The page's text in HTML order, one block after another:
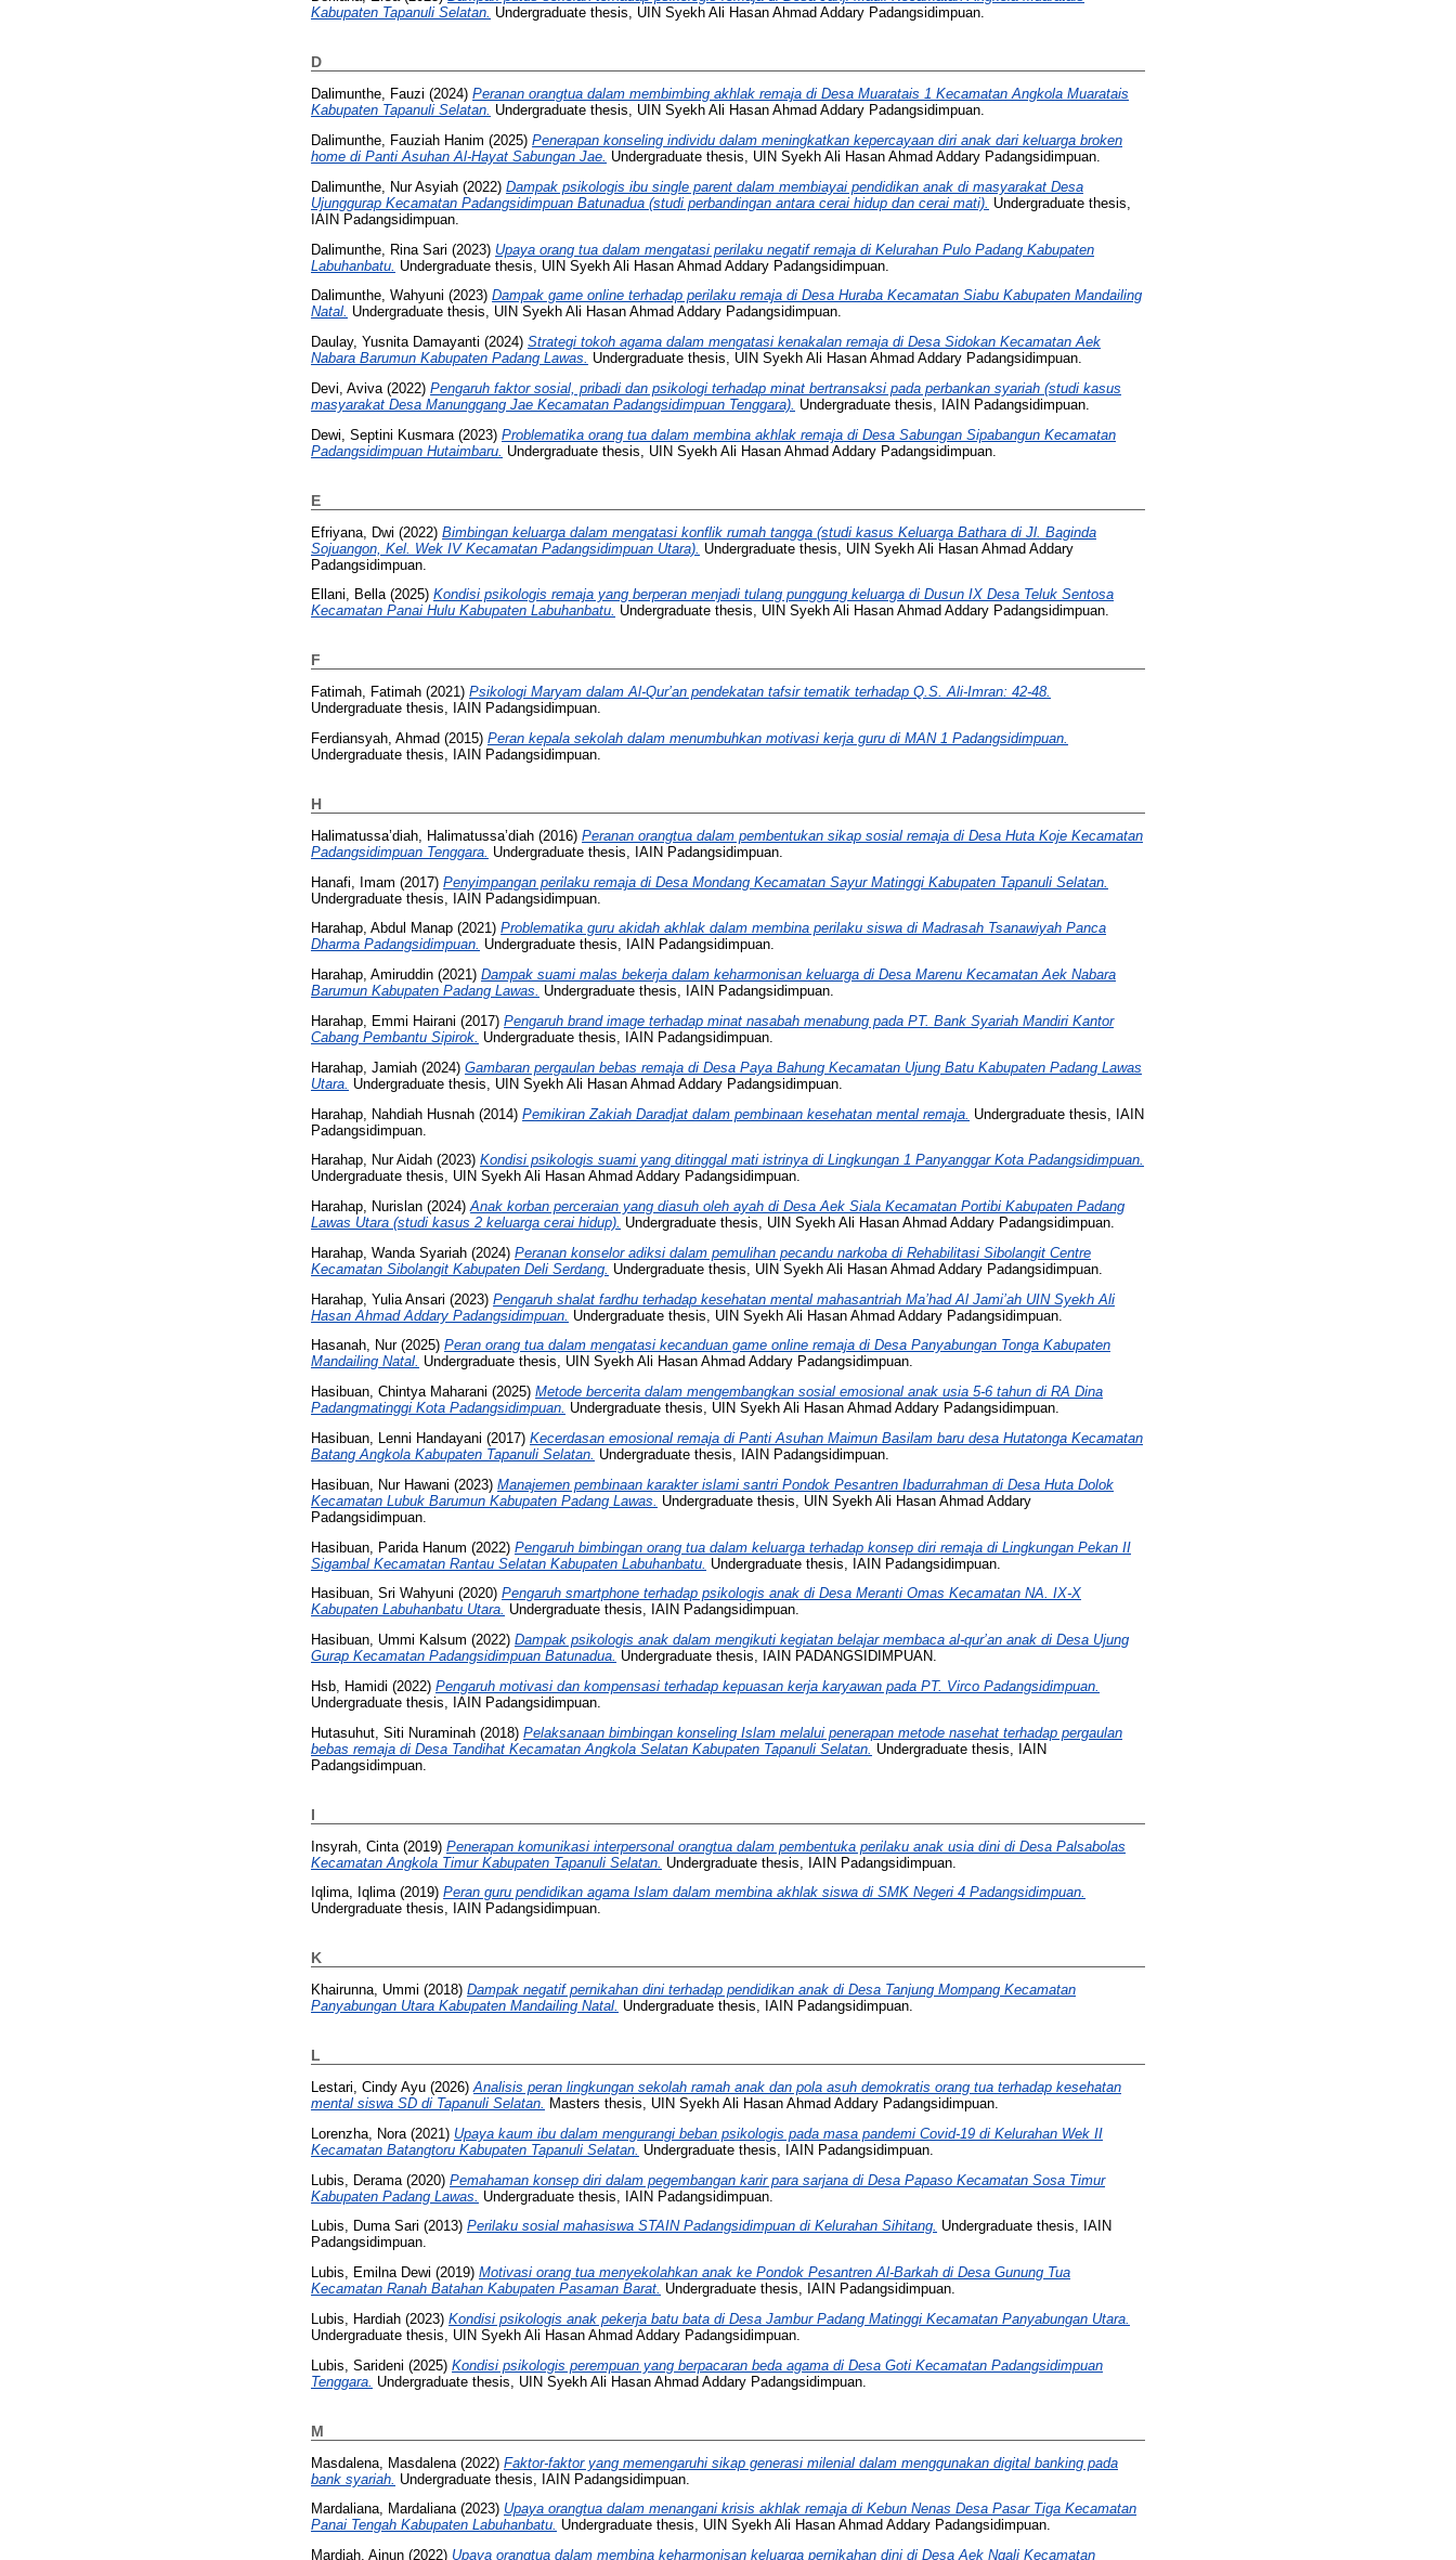
Kabupaten Tapanuli Selatan. Undergraduate thesis, UIN Syekh Ali Hasan Ahmad Addary Padangsidimpuan.
D
Dalimunthe, Fauzi (2024) Peranan orangtua dalam membimbing akhlak remaja di Desa Muaratais 1 Kecamatan Angkola Muaratais
Kabupaten Tapanuli Selatan. Undergraduate thesis, UIN Syekh Ali Hasan Ahmad Addary Padangsidimpuan.
Dalimunthe, Fauziah Hanim (2025) Penerapan konseling individu dalam meningkatkan kepercayaan diri anak dari keluarga broken
home di Panti Asuhan Al-Hayat Sabungan Jae. Undergraduate thesis, UIN Syekh Ali Hasan Ahmad Addary Padangsidimpuan.
Dalimunthe, Nur Asyiah (2022) Dampak psikologis ibu single parent dalam membiayai pendidikan anak di masyarakat Desa
Ujunggurap Kecamatan Padangsidimpuan Batunadua (studi perbandingan antara cerai hidup dan cerai mati). Undergraduate thesis,
IAIN Padangsidimpuan.
Dalimunthe, Rina Sari (2023) Upaya orang tua dalam mengatasi perilaku negatif remaja di Kelurahan Pulo Padang Kabupaten
Labuhanbatu. Undergraduate thesis, UIN Syekh Ali Hasan Ahmad Addary Padangsidimpuan.
Dalimunthe, Wahyuni (2023) Dampak game online terhadap perilaku remaja di Desa Huraba Kecamatan Siabu Kabupaten Mandailing
Natal. Undergraduate thesis, UIN Syekh Ali Hasan Ahmad Addary Padangsidimpuan.
Daulay, Yusnita Damayanti (2024) Strategi tokoh agama dalam mengatasi kenakalan remaja di Desa Sidokan Kecamatan Aek
Nabara Barumun Kabupaten Padang Lawas. Undergraduate thesis, UIN Syekh Ali Hasan Ahmad Addary Padangsidimpuan.
Devi, Aviva (2022) Pengaruh faktor sosial, pribadi dan psikologi terhadap minat bertransaksi pada perbankan syariah (studi kasus
masyarakat Desa Manunggang Jae Kecamatan Padangsidimpuan Tenggara). Undergraduate thesis, IAIN Padangsidimpuan.
Dewi, Septini Kusmara (2023) Problematika orang tua dalam membina akhlak remaja di Desa Sabungan Sipabangun Kecamatan
Padangsidimpuan Hutaimbaru. Undergraduate thesis, UIN Syekh Ali Hasan Ahmad Addary Padangsidimpuan.
E
Efriyana, Dwi (2022) Bimbingan keluarga dalam mengatasi konflik rumah tangga (studi kasus Keluarga Bathara di Jl. Baginda
Sojuangon, Kel. Wek IV Kecamatan Padangsidimpuan Utara). Undergraduate thesis, UIN Syekh Ali Hasan Ahmad Addary
Padangsidimpuan.
Ellani, Bella(2025) Kondisi psikologis remaja yang berperan menjadi tulang punggung keluarga di Dusun IX Desa Teluk Sentosa
Kecamatan Panai Hulu Kabupaten Labuhanbatu. Undergraduate thesis, UIN Syekh Ali Hasan Ahmad Addary Padangsidimpuan.
F
Fatimah, Fatimah (2021) Psikologi Maryam dalam Al-Qur’an pendekatan tafsir tematik terhadap Q.S. Ali-Imran: 42-48.
Undergraduate thesis, IAIN Padangsidimpuan.
Ferdiansyah, Ahmad (2015) Peran kepala sekolah dalam menumbuhkan motivasi kerja guru di MAN 1 Padangsidimpuan.
Undergraduate thesis, IAIN Padangsidimpuan.
H
Halimatussa’diah, Halimatussa’diah (2016) Peranan orangtua dalam pembentukan sikap sosial remaja di Desa Huta Koje Kecamatan
Padangsidimpuan Tenggara. Undergraduate thesis, IAIN Padangsidimpuan.
Hanafi, Imam (2017) Penyimpangan perilaku remaja di Desa Mondang Kecamatan Sayur Matinggi Kabupaten Tapanuli Selatan.
Undergraduate thesis, IAIN Padangsidimpuan.
Harahap, Abdul Manap (2021) Problematika guru akidah akhlak dalam membina perilaku siswa di Madrasah Tsanawiyah Panca
Dharma Padangsidimpuan. Undergraduate thesis, IAIN Padangsidimpuan.
Harahap, Amiruddin (2021) Dampak suami malas bekerja dalam keharmonisan keluarga di Desa Marenu Kecamatan Aek Nabara
Barumun Kabupaten Padang Lawas. Undergraduate thesis, IAIN Padangsidimpuan.
Harahap, Emmi Hairani (2017) Pengaruh brand image terhadap minat nasabah menabung pada PT. Bank Syariah Mandiri Kantor
Cabang Pembantu Sipirok. Undergraduate thesis, IAIN Padangsidimpuan.
Harahap, Jamiah (2024) Gambaran pergaulan bebas remaja di Desa Paya Bahung Kecamatan Ujung Batu Kabupaten Padang Lawas
Utara. Undergraduate thesis, UIN Syekh Ali Hasan Ahmad Addary Padangsidimpuan.
Harahap, Nahdiah Husnah (2014) Pemikiran Zakiah Daradjat dalam pembinaan kesehatan mental remaja. Undergraduate thesis, IAIN
Padangsidimpuan.
Harahap, Nur Aidah (2023) Kondisi psikologis suami yang ditinggal mati istrinya di Lingkungan 1 Panyanggar Kota Padangsidimpuan.
Undergraduate thesis, UIN Syekh Ali Hasan Ahmad Addary Padangsidimpuan.
Harahap, Nurislan (2024)Anak korban perceraian yang diasuh oleh ayah di Desa Aek Siala Kecamatan Portibi Kabupaten Padang
Lawas Utara (studi kasus 2 keluarga cerai hidup). Undergraduate thesis, UIN Syekh Ali Hasan Ahmad Addary Padangsidimpuan.
Harahap, Wanda Syariah (2024) Peranan konselor adiksi dalam pemulihan pecandu narkoba di Rehabilitasi Sibolangit Centre
Kecamatan Sibolangit Kabupaten Deli Serdang. Undergraduate thesis, UIN Syekh Ali Hasan Ahmad Addary Padangsidimpuan.
Harahap, Yulia Ansari (2023) Pengaruh shalat fardhu terhadap kesehatan mental mahasantriah Ma’had Al Jami’ah UIN Syekh Ali
Hasan Ahmad Addary Padangsidimpuan. Undergraduate thesis, UIN Syekh Ali Hasan Ahmad Addary Padangsidimpuan.
Hasanah, Nur(2025) Peran orang tua dalam mengatasi kecanduan game online remaja di Desa Panyabungan Tonga Kabupaten
Mandailing Natal. Undergraduate thesis, UIN Syekh Ali Hasan Ahmad Addary Padangsidimpuan.
Hasibuan, Chintya Maharani (2025) Metode bercerita dalam mengembangkan sosial emosional anak usia 5-6 tahun di RA Dina
Padangmatinggi Kota Padangsidimpuan. Undergraduate thesis, UIN Syekh Ali Hasan Ahmad Addary Padangsidimpuan.
Hasibuan, Lenni Handayani (2017) Kecerdasan emosional remaja di Panti Asuhan Maimun Basilam baru desa Hutatonga Kecamatan
Batang Angkola Kabupaten Tapanuli Selatan. Undergraduate thesis, IAIN Padangsidimpuan.
Hasibuan, Nur Hawani (2023) Manajemen pembinaan karakter islami santri Pondok Pesantren Ibadurrahman di Desa Huta Dolok
Kecamatan Lubuk Barumun Kabupaten Padang Lawas.
Undergraduate thesis, UIN Syekh Ali Hasan Ahmad Addary
Padangsidimpuan.
Hasibuan, Parida Hanum (2022) Pengaruh bimbingan orang tua dalam keluarga terhadap konsep diri remaja di Lingkungan Pekan II
Sigambal Kecamatan Rantau Selatan Kabupaten Labuhanbatu. Undergraduate thesis, IAIN Padangsidimpuan.
Hasibuan, Sri Wahyuni (2020) Pengaruh smartphone terhadap psikologis anak di Desa Meranti Omas Kecamatan NA. IX-X
Kabupaten Labuhanbatu Utara. Undergraduate thesis, IAIN Padangsidimpuan.
Hasibuan, Ummi Kalsum (2022) Dampak psikologis anak dalam mengikuti kegiatan belajar membaca al-qur’an anak di Desa Ujung
Gurap Kecamatan Padangsidimpuan Batunadua. Undergraduate thesis, IAIN PADANGSIDIMPUAN.
Hsb, Hamidi (2022) Pengaruh motivasi dan kompensasi terhadap kepuasan kerja karyawan pada PT. Virco Padangsidimpuan.
Undergraduate thesis, IAIN Padangsidimpuan.
Hutasuhut, Siti Nuraminah (2018) Pelaksanaan bimbingan konseling Islam melalui penerapan metode nasehat terhadap pergaulan
bebas remaja di Desa Tandihat Kecamatan Angkola Selatan Kabupaten Tapanuli Selatan. Undergraduate thesis, IAIN
Padangsidimpuan.
I
Insyrah, Cinta (2019) Penerapan komunikasi interpersonal orangtua dalam pembentuka perilaku anak usia dini di Desa Palsabolas
Kecamatan Angkola Timur Kabupaten Tapanuli Selatan. Undergraduate thesis, IAIN Padangsidimpuan.
Iqlima, Iqlima(2019) Peran guru pendidikan agama Islam dalam membina akhlak siswa di SMK Negeri 4 Padangsidimpuan.
Undergraduate thesis, IAIN Padangsidimpuan.
K
Khairunna, Ummi (2018) Dampak negatif pernikahan dini terhadap pendidikan anak di Desa Tanjung Mompang Kecamatan
Panyabungan Utara Kabupaten Mandailing Natal. Undergraduate thesis, IAIN Padangsidimpuan.
L
Lestari, Cindy Ayu (2026)Analisis peran lingkungan sekolah ramah anak dan pola asuh demokratis orang tua terhadap kesehatan
mental siswa SD di Tapanuli Selatan. Masters thesis, UIN Syekh Ali Hasan Ahmad Addary Padangsidimpuan.
Lorenzha, Nora (2021) Upaya kaum ibu dalam mengurangi beban psikologis pada masa pandemi Covid-19 di Kelurahan Wek II
Kecamatan Batangtoru Kabupaten Tapanuli Selatan. Undergraduate thesis, IAIN Padangsidimpuan.
Lubis, Derama (2020) Pemahaman konsep diri dalam pegembangan karir para sarjana di Desa Papaso Kecamatan Sosa Timur
Kabupaten Padang Lawas.
Undergraduate thesis, IAIN Padangsidimpuan.
Lubis, Duma Sari (2013) Perilaku sosial mahasiswa STAIN Padangsidimpuan di Kelurahan Sihitang. Undergraduate thesis, IAIN
Padangsidimpuan.
Lubis, Emilna Dewi (2019) Motivasi orang tua menyekolahkan anak ke Pondok Pesantren Al-Barkah di Desa Gunung Tua
Kecamatan Ranah Batahan Kabupaten Pasaman Barat. Undergraduate thesis, IAIN Padangsidimpuan.
Lubis, Hardiah (2023) Kondisi psikologis anak pekerja batu bata di Desa Jambur Padang Matinggi Kecamatan Panyabungan Utara.
Undergraduate thesis, UIN Syekh Ali Hasan Ahmad Addary Padangsidimpuan.
Lubis, Sarideni (2025) Kondisi psikologis perempuan yang berpacaran beda agama di Desa Goti Kecamatan Padangsidimpuan
Tenggara. Undergraduate thesis, UIN Syekh Ali Hasan Ahmad Addary Padangsidimpuan.
M
Masdalena, Masdalena (2022) Faktor-faktor yang memengaruhi sikap generasi milenial dalam menggunakan digital banking pada
bank syariah. Undergraduate thesis, IAIN Padangsidimpuan.
Mardaliana, Mardaliana(2023) Upaya orangtua dalam menangani krisis akhlak remaja di Kebun Nenas Desa Pasar Tiga Kecamatan
Panai Tengah Kabupaten Labuhanbatu. Undergraduate thesis, UIN Syekh Ali Hasan Ahmad Addary Padangsidimpuan.
Mardiah, Ainun (2022) Upaya orangtua dalam membina keharmonisan keluarga pernikahan dini di Desa Aek Ngali Kecamatan